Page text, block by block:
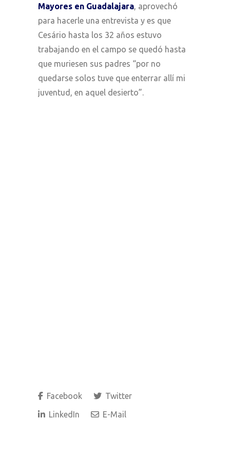
Mayores en Guadalajara, aprovechó
para hacerle una entrevista y es que
Cesário hasta los 32 años estuvo
trabajando en el campo se quedó hasta
que muriesen sus padres “por no
quedarse solos tuve que enterrar allí mi
juventud, en aquel desierto”.
Facebook
Twitter
LinkedIn
E-Mail